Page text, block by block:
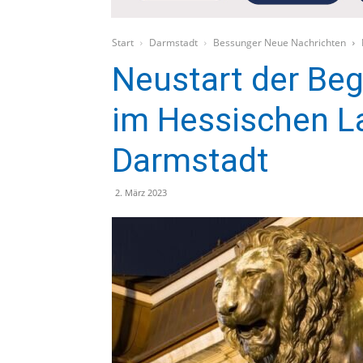
Start Darmstadt Bessunger Neue Nachrichten
Neustart der
im Hessischen
Darmstadt
2. März 2023